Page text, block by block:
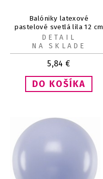
Balóniky latexové
pastelové svetlá lila 12 cm
100 ks
5,84 €
DETAIL
NA SKLADE